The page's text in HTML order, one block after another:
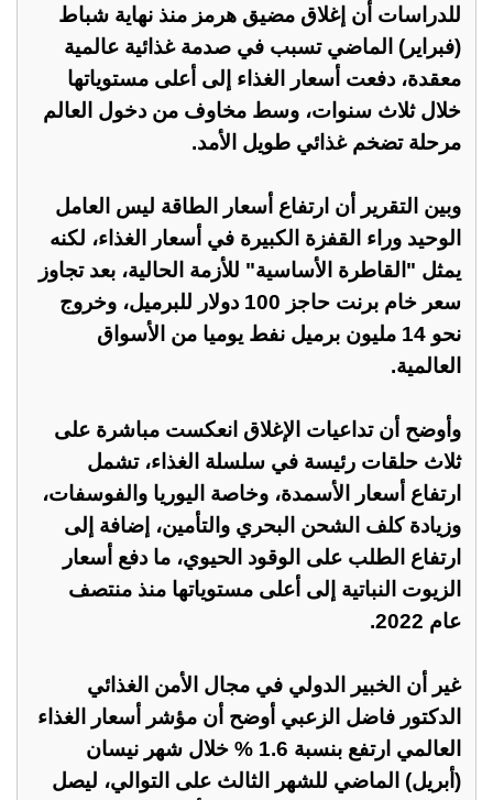
للدراسات أن إغلاق مضيق هرمز منذ نهاية شباط
(فبراير) الماضي تسبب في صدمة غذائية عالمية
معقدة، دفعت أسعار الغذاء إلى أعلى مستوياتها
خلال ثلاث سنوات، وسط مخاوف من دخول العالم
مرحلة تضخم غذائي طويل الأمد.
وبين التقرير أن ارتفاع أسعار الطاقة ليس العامل
الوحيد وراء القفزة الكبيرة في أسعار الغذاء، لكنه
يمثل "القاطرة الأساسية" للأزمة الحالية، بعد تجاوز
سعر خام برنت حاجز 100 دولار للبرميل، وخروج
نحو 14 مليون برميل نفط يوميا من الأسواق
العالمية.
وأوضح أن تداعيات الإغلاق انعكست مباشرة على
ثلاث حلقات رئيسة في سلسلة الغذاء، تشمل
ارتفاع أسعار الأسمدة، وخاصة اليوريا والفوسفات،
وزيادة كلف الشحن البحري والتأمين، إضافة إلى
ارتفاع الطلب على الوقود الحيوي، ما دفع أسعار
الزيوت النباتية إلى أعلى مستوياتها منذ منتصف
عام 2022.
غير أن الخبير الدولي في مجال الأمن الغذائي
الدكتور فاضل الزعبي أوضح أن مؤشر أسعار الغذاء
العالمي ارتفع بنسبة 1.6 % خلال شهر نيسان
(أبريل) الماضي للشهر الثالث على التوالي، ليصل